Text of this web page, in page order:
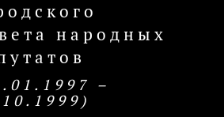
народных
–